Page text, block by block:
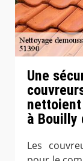
Une
à Bouilly
Les